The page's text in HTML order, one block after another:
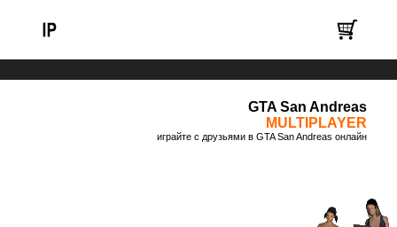
GTA San Andreas
MULTIPLAYER
играйте с друзьями в GTA San Andreas онлайн